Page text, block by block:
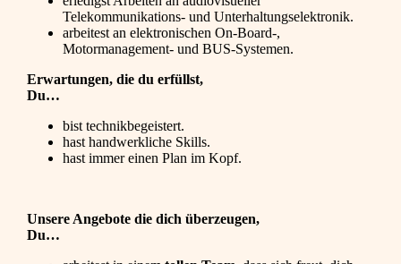
Telekommunikations- und Unterhaltungselektronik.
arbeitest an elektronischen On-Board-,
Motormanagement- und BUS-Systemen.
Erwartungen, die du erfüllst,
Du…
bist technikbegeistert.
hast handwerkliche Skills.
hast immer einen Plan im Kopf.
Unsere Angebote die dich überzeugen,
Du…